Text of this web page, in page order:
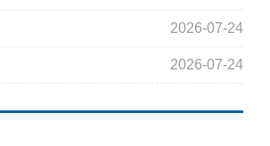
2026-07-24
2026-07-24